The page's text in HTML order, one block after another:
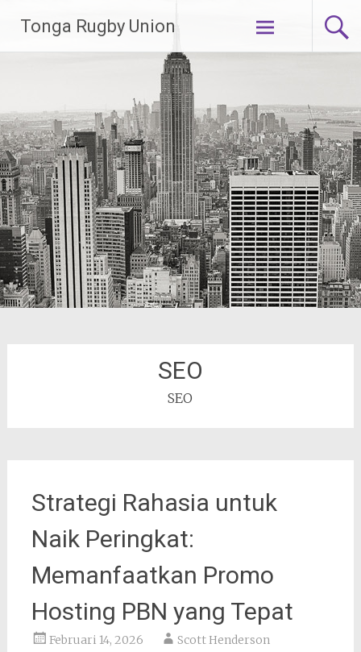
konten
Tonga Rugby Union
SEO
SEO
Strategi Rahasia untuk
Naik Peringkat:
Memanfaatkan Promo
Hosting PBN yang Tepat
Februari 14, 2026 Scott Henderson